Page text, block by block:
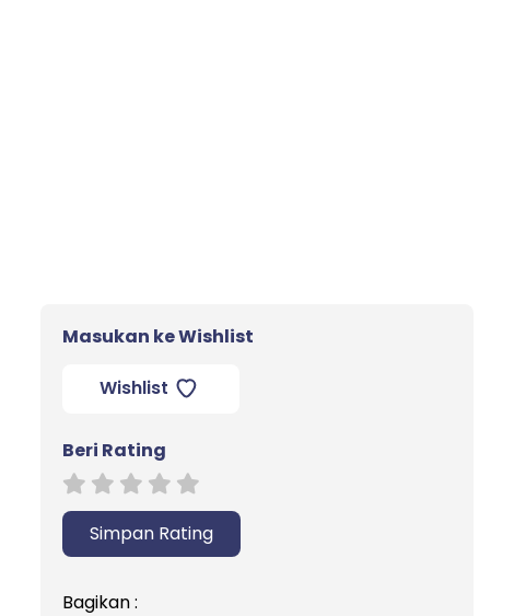
Masukan ke Wishlist
Wishlist
Beri Rating
Simpan Rating
Bagikan :